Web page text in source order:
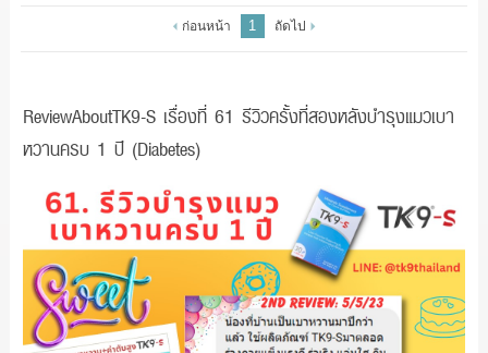
แจ้งชำระเงิน
ก่อนหน้า 1 ถัดไป
ReviewAboutTK9-S เรื่องที่ 61 รีวิวครั้งที่สองหลังบำรุงแมวเบา
หวานครบ 1 ปี (Diabetes)